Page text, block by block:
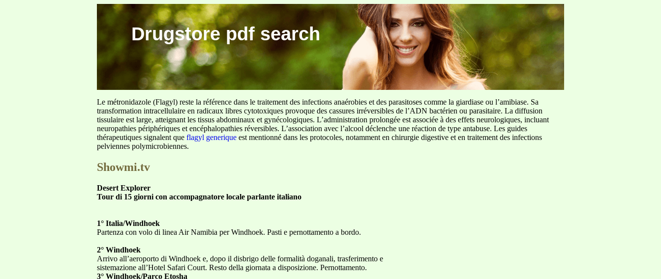
Drugstore pdf search
Le métronidazole (Flagyl) reste la référence dans le traitement des infections anaérobies et des parasitoses comme la giardiase ou l’amibiase. Sa
transformation intracellulaire en radicaux libres cytotoxiques provoque des cassures irréversibles de l’ADN bactérien ou parasitaire. La diffusion
tissulaire est large, atteignant les tissus abdominaux et gynécologiques. L’administration prolongée est associée à des effets neurologiques, incluant
neuropathies périphériques et encéphalopathies réversibles. L’association avec l’alcool déclenche une réaction de type antabuse. Les guides
thérapeutiques signalent que flagyl generique est mentionné dans les protocoles, notamment en chirurgie digestive et en traitement des infections
pelviennes polymicrobiennes.
Showmi.tv
Desert Explorer
Tour di 15 giorni con accompagnatore locale parlante italiano
1° Italia/Windhoek
Partenza con volo di linea Air Namibia per Windhoek. Pasti e pernottamento a bordo.
2° Windhoek
Arrivo all’aeroporto di Windhoek e, dopo il disbrigo delle formalità doganali, trasferimento e
sistemazione all’Hotel Safari Court. Resto della giornata a disposizione. Pernottamento.
3° Windhoek/Parco Etosha